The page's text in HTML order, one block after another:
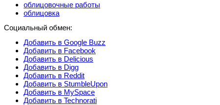
облицовочные работы
облицовка
Социальный обмен:
Добавить в Google Buzz
Добавить в Facebook
Добавить в Delicious
Добавить в Digg
Добавить в Reddit
Добавить в StumbleUpon
Добавить в MySpace
Добавить в Technorati